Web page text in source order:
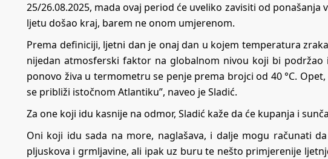
25/26.08.2025, mada ovaj period će uveliko zavisiti od
ljetu došao kraj, barem ne onom umjerenom.
Prema definiciji, ljetni dan je onaj dan u kojem temperatura
nijedan atmosferski faktor na globalnom nivou koji bi podržao
ponovo živa u termometru se penje prema brojci od 40 °C.
se približi istočnom Atlantiku”, naveo je Sladić.
Za one koji idu kasnije na odmor, Sladić kaže da će kupanja i
Oni koji idu sada na more, naglašava, i dalje mogu računati
pljuskova i grmljavine, ali ipak uz buru te nešto primjerenije